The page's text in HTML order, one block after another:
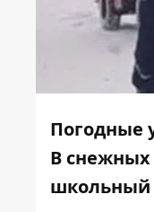
Погодные
В снежных
школьный